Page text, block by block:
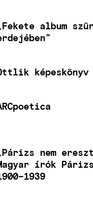
album
nem
írók